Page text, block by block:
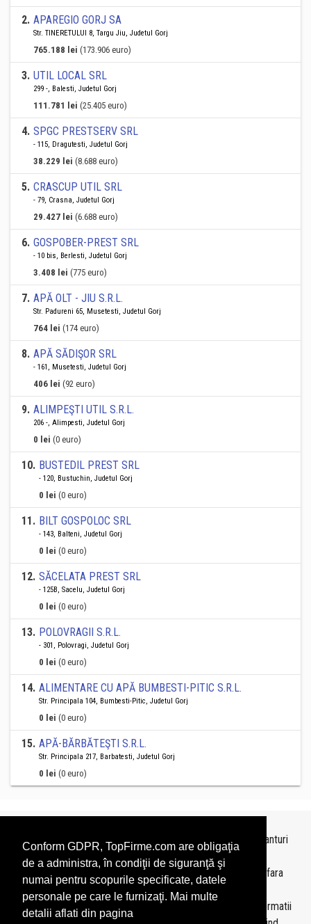
Conform GDPR, TopFirme.com are obligaţia
de a administra, în condiţii de siguranţă şi
numai pentru scopurile specificate, datele
personale pe care le furnizaţi. Mai multe
detalii aflati din pagina
2. APAREGIO GORJ SA
Str. TINERETULUI 8, Targu Jiu, Judetul Gorj
765.188 lei (173.906 euro)
3. UTIL LOCAL SRL
299 -, Balesti, Judetul Gorj
111.781 lei (25.405 euro)
4. SPGC PRESTSERV SRL
- 115, Dragutesti, Judetul Gorj
38.229 lei (8.688 euro)
5. CRASCUP UTIL SRL
- 79, Crasna, Judetul Gorj
29.427 lei (6.688 euro)
6. GOSPOBER-PREST SRL
- 10 bis, Berlesti, Judetul Gorj
3.408 lei (775 euro)
7. APĂ OLT - JIU S.R.L.
Str. Padureni 65, Musetesti, Judetul Gorj
764 lei (174 euro)
8. APĂ SĂDIŞOR SRL
- 161, Musetesti, Judetul Gorj
406 lei (92 euro)
9. ALIMPEŞTI UTIL S.R.L.
206 -, Alimpesti, Judetul Gorj
0 lei (0 euro)
10. BUSTEDIL PREST SRL
- 120, Bustuchin, Judetul Gorj
0 lei (0 euro)
11. BILT GOSPOLOC SRL
- 143, Balteni, Judetul Gorj
0 lei (0 euro)
12. SĂCELATA PREST SRL
- 125B, Sacelu, Judetul Gorj
0 lei (0 euro)
13. POLOVRAGII S.R.L.
- 301, Polovragi, Judetul Gorj
0 lei (0 euro)
14. ALIMENTARE CU APĂ BUMBESTI-PITIC S.R.L.
Str. Principala 104, Bumbesti-Pitic, Judetul Gorj
0 lei (0 euro)
15. APĂ-BĂRBĂTEŞTI S.R.L.
Str. Principala 217, Barbatesti, Judetul Gorj
0 lei (0 euro)
Topurile sunt realizate deTopFirme
pe baza ultimelor bilanturi
depuse si au scop informativ.
Este interzisa folosirea topurilor fara acordul TopFirme si fara
precizarea sursei.
Daca doriti sa achizitionati
topuri personalizate
sau informatii